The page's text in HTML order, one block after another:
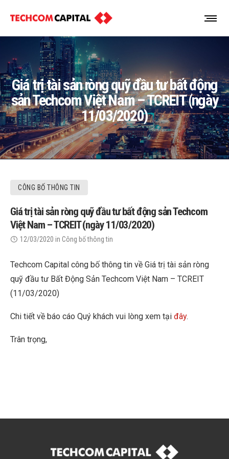
Giá trị tài sản ròng quỹ đầu tư bất động
sản Techcom Việt Nam – TCREIT (ngày
11/03/2020)
CÔNG BỐ THÔNG TIN
Giá trị tài sản ròng quỹ đầu tư bất động sản Techcom
Việt Nam – TCREIT (ngày 11/03/2020)
12/03/2020 in Công bố thông tin
Techcom Capital công bố thông tin về Giá trị tài sản ròng
quỹ đầu tư Bất Động Sản Techcom Việt Nam – TCREIT
(11/03/2020)
Chi tiết về báo cáo Quý khách vui lòng xem tại đây.
Trân trọng,